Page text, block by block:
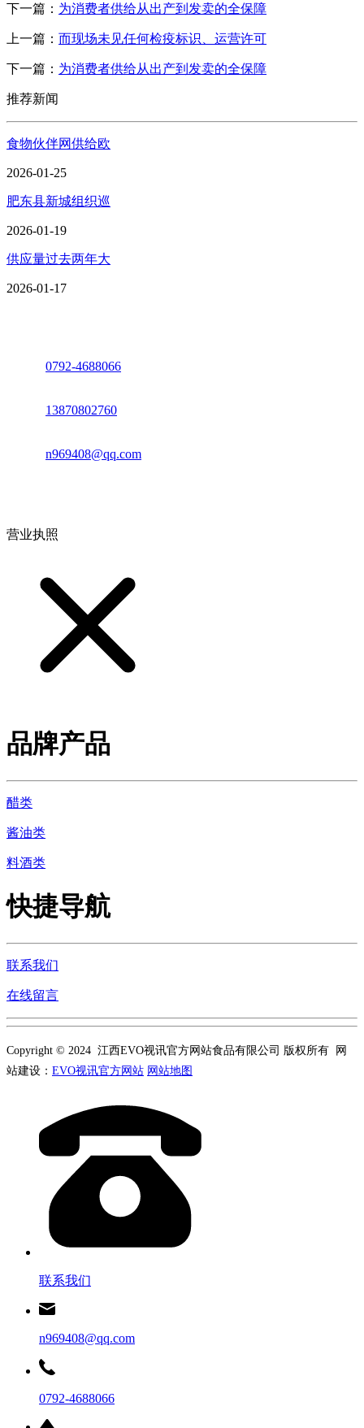
下一篇： 为消费者供给从出产到发卖的全保障
上一篇： 而现场未见任何检疫标识、运营许可
下一篇： 为消费者供给从出产到发卖的全保障
推荐新闻
食物伙伴网供给欧
2026-01-25
肥东县新城组织巡
2026-01-19
供应量过去两年大
2026-01-17
0792-4688066
13870802760
n969408@qq.com
营业执照
品牌产品
醋类
酱油类
料酒类
快捷导航
联系我们
在线留言
Copyright © 2024 江西EVO视讯官方网站食品有限公司 版权所有 网
站建设： EVO视讯官方网站 网站地图
联系我们
n969408@qq.com
0792-4688066